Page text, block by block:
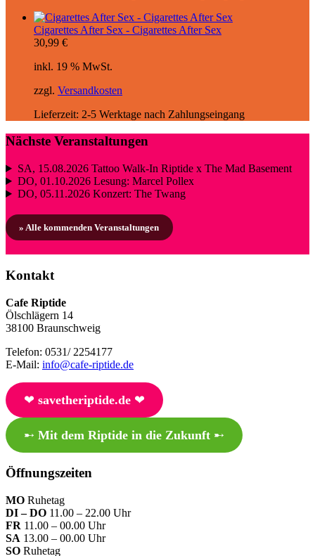
Cigarettes After Sex - Cigarettes After Sex
30,99 €
inkl. 19 % MwSt.
zzgl. Versandkosten
Lieferzeit: 2-5 Werktage nach Zahlungseingang
Nächste Veranstaltungen
SA, 15.08.2026Tattoo Walk-In Riptide x The Mad Basement
DO, 01.10.2026Lesung: Marcel Pollex
DO, 05.11.2026Konzert: The Twang
» Alle kommenden Veranstaltungen
Kontakt
Cafe Riptide
Ölschlägern 14
38100 Braunschweig
Telefon: 0531/ 2254177
E-Mail: info@cafe-riptide.de
❤︎ savetheriptide.de❤︎
➸ Mit dem Riptide in die Zukunft➸
Öffnungszeiten
MO Ruhetag
DI – DO 11.00 – 22.00 Uhr
FR 11.00 – 00.00 Uhr
SA 13.00 – 00.00 Uhr
SO Ruhetag